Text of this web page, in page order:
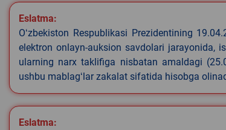
Eslatma:
Oʻzbekiston Respublikasi Prezidentining
elektron onlayn-auksion savdolari jarayonida,
ularning narx taklifiga nisbatan amaldagi
ushbu mablagʻlar zakalat sifatida hisobga
Eslatma: